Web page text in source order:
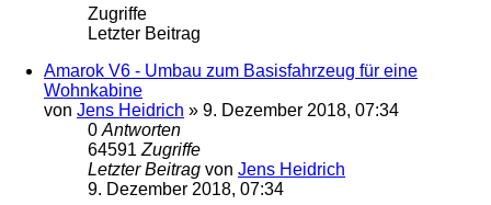
Zugriffe
Letzter Beitrag
Amarok V6 - Umbau zum Basisfahrzeug für eine
Wohnkabine
von Jens Heidrich » 9. Dezember 2018, 07:34
0 Antworten
64591 Zugriffe
Letzter Beitrag von Jens Heidrich
9. Dezember 2018, 07:34